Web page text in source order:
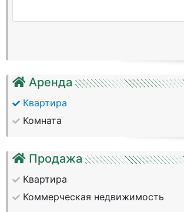
Аренда
Квартира
Комната
Продажа
Квартира
Коммерческая недвижимость